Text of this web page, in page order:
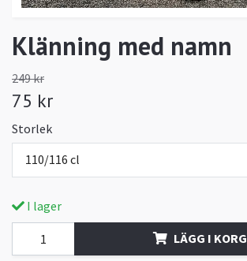
Klänning med namn
249 kr
75 kr
Storlek
110/116 cl
I lager
LÄGG I